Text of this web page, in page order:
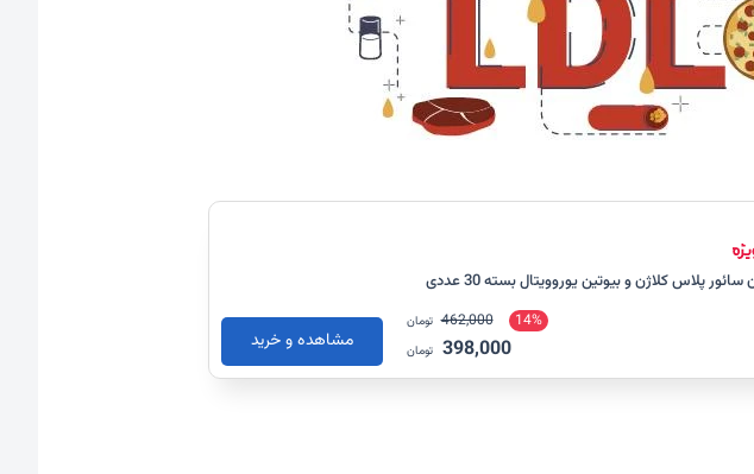
پلاس کلاژن و بیوتین یوروویتال بسته 30 عددی
14%
462,000 تومان
398,000 تومان مشاهده و خرید